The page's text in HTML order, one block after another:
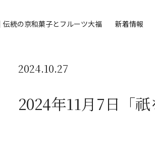
伝統の京和菓子とフルーツ大福 新着情報
2024.10.27
2024年11月7日「